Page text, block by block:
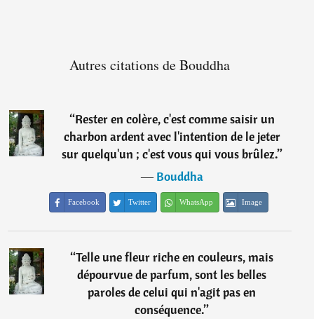
Autres citations de Bouddha
“Rester en colère, c'est comme saisir un
charbon ardent avec l'intention de le jeter
sur quelqu'un ; c'est vous qui vous brûlez.”
―Bouddha
Facebook Twitter WhatsApp Image
“Telle une fleur riche en couleurs, mais
dépourvue de parfum, sont les belles
paroles de celui qui n'agit pas en
conséquence.”